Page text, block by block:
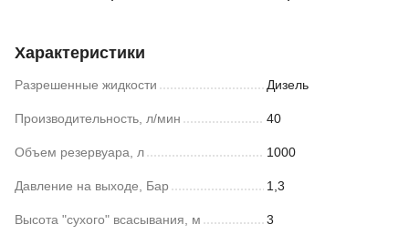
Характеристики
Разрешенные жидкости Дизель
Производительность, л/мин 40
Объем резервуара, л 1000
Давление на выходе, Бар 1,3
Высота "сухого" всасывания, м 3